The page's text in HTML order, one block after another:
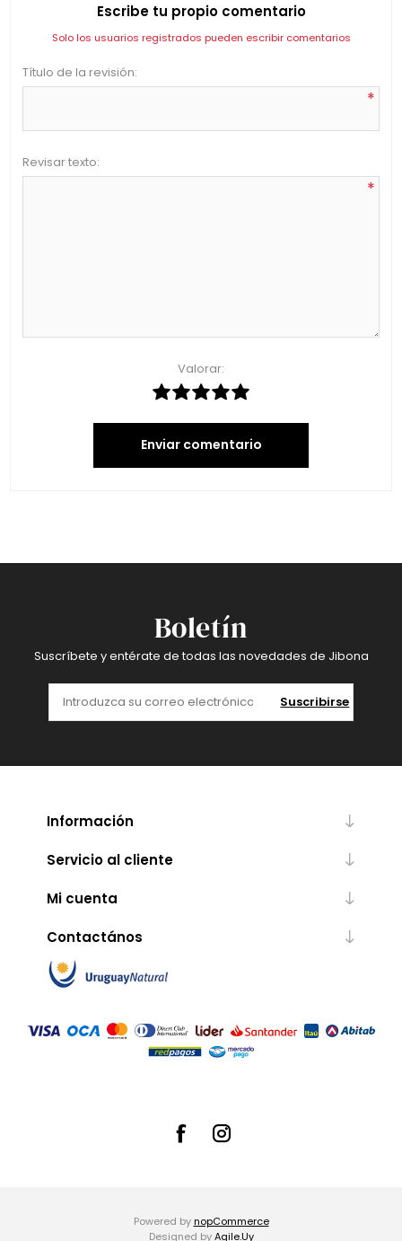
Escribe tu propio comentario
Solo los usuarios registrados pueden escribir comentarios
Título de la revisión:
*
Revisar texto:
*
Valorar:
Enviar comentario
Boletín
Suscríbete y entérate de todas las novedades de Jibona
Suscribirse
Información
Servicio al cliente
Mi cuenta
Contactános
Powered by nopCommerce
Designed byAgile.Uy